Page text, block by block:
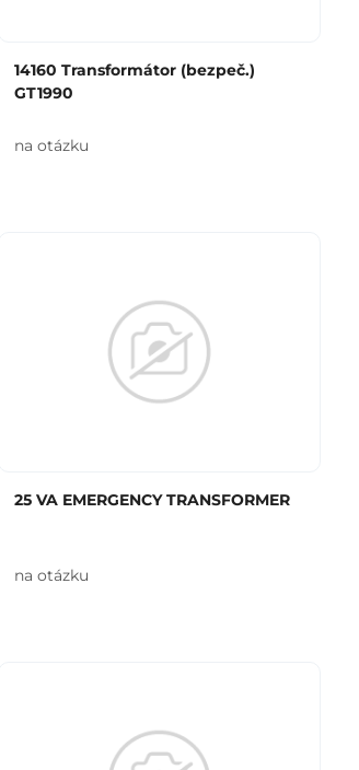
14160 Transformátor (bezpeč.)
GT1990
na otázku
25 VA EMERGENCY TRANSFORMER
na otázku